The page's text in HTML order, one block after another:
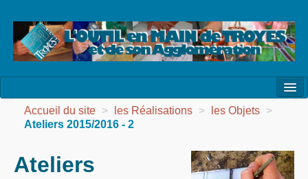
l’Association
la Vie des Ateliers
Accueil du site > les Réalisations > les Objets >
Ateliers 2015/2016 - 2
Ateliers